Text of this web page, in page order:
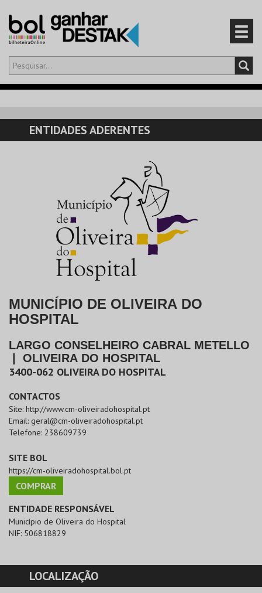
Olá,iniciar sessão
CARRINHO
EVENTOS
PRODUTOS
ENTIDADES ADERENTES
MUNICÍPIO DE OLIVEIRA DO
HOSPITAL
LARGO CONSELHEIRO CABRAL METELLO
OLIVEIRA DO HOSPITAL
3400-062 OLIVEIRA DO HOSPITAL
CONTACTOS
Site: http://www.cm-oliveiradohospital.pt
Email: geral@cm-oliveiradohospital.pt
Telefone: 238609739
SITE BOL
https://cm-oliveiradohospital.bol.pt
COMPRAR
ENTIDADE RESPONSÁVEL
Município de Oliveira do Hospital
NIF: 506818829
LOCALIZAÇÃO